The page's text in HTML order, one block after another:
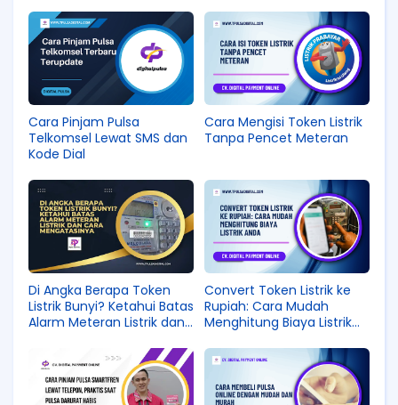
Cara Pinjam Pulsa
Telkomsel Lewat SMS dan
Kode Dial
Cara Mengisi Token Listrik
Tanpa Pencet Meteran
Di Angka Berapa Token
Listrik Bunyi? Ketahui Batas
Alarm Meteran Listrik dan
Convert Token Listrik ke
Rupiah: Cara Mudah
Menghitung Biaya Listrik